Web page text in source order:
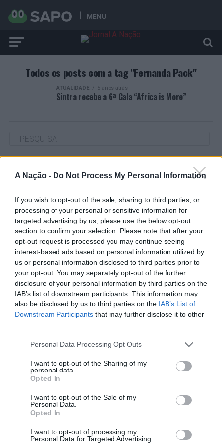
A Nação - Do Not Process My Personal Information
If you wish to opt-out of the sale, sharing to third parties, or
processing of your personal or sensitive information for
targeted advertising by us, please use the below opt-out
section to confirm your selection. Please note that after your
opt-out request is processed you may continue seeing
interest-based ads based on personal information utilized by
us or personal information disclosed to third parties prior to
your opt-out. You may separately opt-out of the further
disclosure of your personal information by third parties on the
IAB’s list of downstream participants. This information may
also be disclosed by us to third parties on the IAB’s List of
Downstream Participants that may further disclose it to other
Personal Data Processing Opt Outs
I want to opt-out of the Sharing of my
personal data.
Opted In
I want to opt-out of the Sale of my
Personal Data.
Opted In
I want to opt-out of processing my
Personal Data for Targeted Advertising.
MENU
Todos os posts com a tag "Fernanda Pack"
ATUALIDADE 5 anos atrás
Sintra recebe a 6ª Gala “Africa is More”
de “provocar” mudanças genéticas, diz neurocientista
“Millennium Estoril Open 2026” regressou ao circuito ATP
com vitória do francês Luca Van Assche
Castelo Branco: “Bienal Internacional de Artes e Ofícios”
promete afirmar artesanato, património e inovação como
“motores de desenvolvimento económico e cultural” do
município português
Covilhã: Especialista aponta investimento estrangeiro e
valorização imobiliária como motores do crescimento da
Beira Interior
FUNCEX para “reforçar inteligência sobre comércio
exterior”
COMENTÁRIOS RECENTES
ÚLTIMAS DESTAQUE VIDEOS